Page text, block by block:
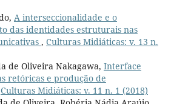
A interseccionalidade e o
das identidades estruturais nas
, Culturas Midiáticas: v. 13 n.
de Oliveira Nakagawa, Interface
retóricas e produção de
Culturas Midiáticas: v. 11 n. 1 (2018)